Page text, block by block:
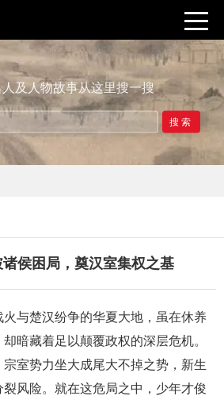
及人物故事从这里搜一搜
搜索
侯困局，奠汉室集权之基
与楚汉纷争的华夏大地，虽在休养
暗藏着足以颠覆政权的深层危机。
室势力坐大成尾大不掉之势，新生
风险。就在这危局之中，少年才俊